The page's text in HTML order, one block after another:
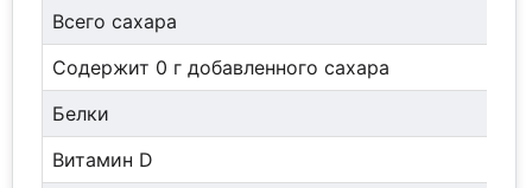
Всего сахара
Содержит 0 г добавленного сахара
Белки
Витамин D